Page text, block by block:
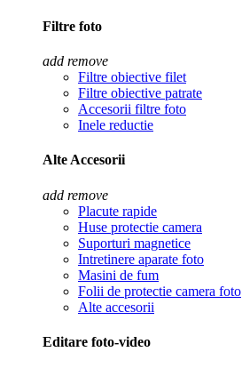
Filtre foto
add remove
Filtre obiective filet
Filtre obiective patrate
Accesorii filtre foto
Inele reductie
Alte Accesorii
add remove
Placute rapide
Huse protectie camera
Suporturi magnetice
Intretinere aparate foto
Masini de fum
Folii de protectie camera foto
Alte accesorii
Editare foto-video